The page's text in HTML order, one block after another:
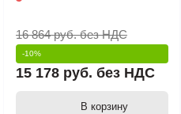
16 864 руб.без НДС
-10%
15 178 руб. без НДС
В корзину